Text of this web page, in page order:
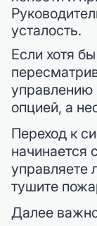
усталость.
Если хотя
управлению
опцией, а
Переход к
начинается
управляете
тушите
Далее